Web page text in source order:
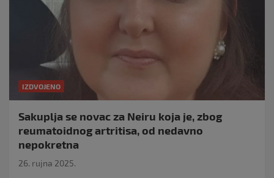
IZDVOJENO
Sakuplja se novac za Neiru koja je, zbog
reumatoidnog artritisa, od nedavno
nepokretna
26. rujna 2025.